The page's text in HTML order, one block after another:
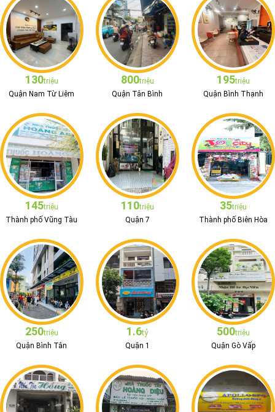
130triệu
Quận Nam Từ Liêm
800triệu
Quận Tân Bình
195triệu
Quận Bình Thạnh
145triệu
Thành phố Vũng Tàu
110triệu
Quận 7
35triệu
Thành phố Biên Hòa
250triệu
Quận Bình Tân
1.6tỷ
Quận 1
500triệu
Quận Gò Vấp